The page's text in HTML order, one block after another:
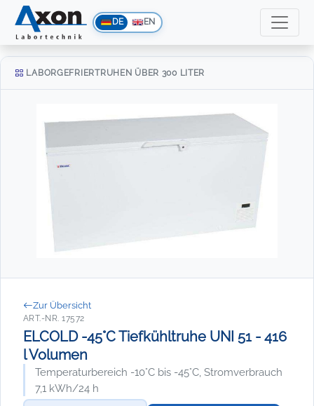
DE EN
LABORGEFRIERTRUHEN ÜBER 300 LITER
Zur Übersicht
ART.-NR. 17572
ELCOLD -45°C Tiefkühltruhe UNI 51 - 416
l Volumen
Temperaturbereich -10°C bis -45°C, Stromverbrauch
7,1 kWh/24 h